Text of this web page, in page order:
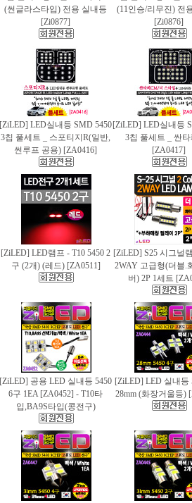
(썬글라스타입) 전용 실내등
[Zi0877]
(11인승/리무진) 전
[Zi0876]
[ZiLED] LED실내등 SMD 5450
3칩 풀세트 _ 스포티지R(일반,
썬루프 공용) [ZA0416]
[ZiLED] LED실내등
3칩 풀세트 _ 싼
[ZA0417]
[ZiLED] LED램프 - T10 5450 2
구 (2개) (레드) [ZA0511]
[ZiLED] S25 시그널
2WAY 고급형(더블.
버) 2P 1세트
[ZiLED] 공용 LED 실내등 5450
6구 1EA [ZA0452] - T10타
입,BA9S타입(콩전구)
[ZiLED] LED 실내등
28mm (화장거울등)